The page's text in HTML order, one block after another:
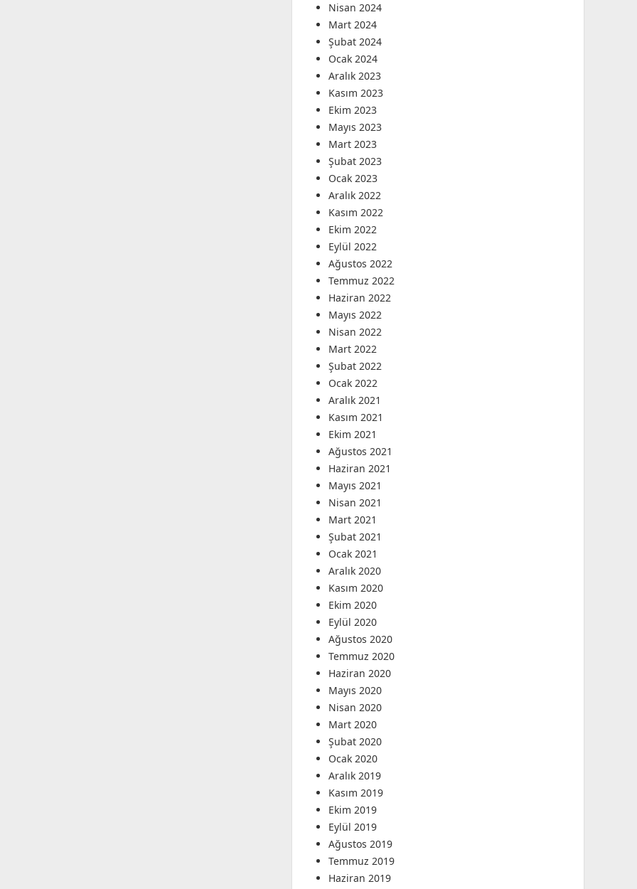
Nisan 2024
Mart 2024
Şubat 2024
Ocak 2024
Aralık 2023
Kasım 2023
Ekim 2023
Mayıs 2023
Mart 2023
Şubat 2023
Ocak 2023
Aralık 2022
Kasım 2022
Ekim 2022
Eylül 2022
Ağustos 2022
Temmuz 2022
Haziran 2022
Mayıs 2022
Nisan 2022
Mart 2022
Şubat 2022
Ocak 2022
Aralık 2021
Kasım 2021
Ekim 2021
Ağustos 2021
Haziran 2021
Mayıs 2021
Nisan 2021
Mart 2021
Şubat 2021
Ocak 2021
Aralık 2020
Kasım 2020
Ekim 2020
Eylül 2020
Ağustos 2020
Temmuz 2020
Haziran 2020
Mayıs 2020
Nisan 2020
Mart 2020
Şubat 2020
Ocak 2020
Aralık 2019
Kasım 2019
Ekim 2019
Eylül 2019
Ağustos 2019
Temmuz 2019
Haziran 2019